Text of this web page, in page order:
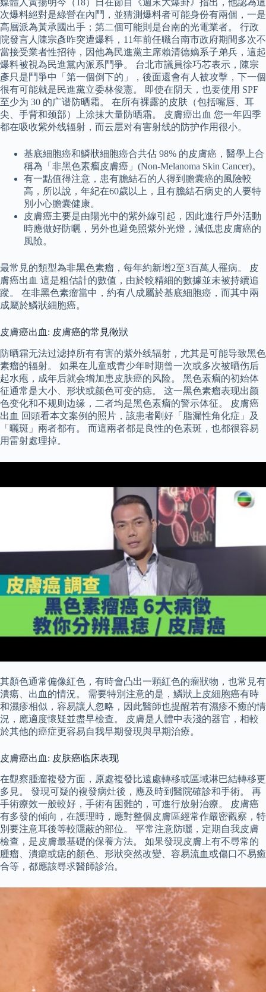
媒體人黃揚明今（18）日在節目《週末大爆卦》指出，他認為這
次爆料絕對是綠營在內鬥，並猜測爆料者可能身份有兩個，一是
高層派為黃承國出手；第二個可能則是台南的光電業者。 行政
院發言人陳宗彥昨突遭爆料，11年前任職台南市政府期間多次不
當接受業者性招待，因他為民進黨主席賴清德嫡系子弟兵，這起
爆料被視為民進黨內派系鬥爭。 台北市議員徐巧芯表示，陳宗
彥只是鬥爭中「第一個倒下的」，後面還會有人被攻擊，下一個
很有可能就是民進黨立委林俊憲。 即使在阴天，也要使用 SPF
至少为 30 的广谱防晒霜。 在所有裸露的皮肤（包括嘴唇、耳
尖、手背和颈部）上涂抹大量防晒霜。 皮膚癌出血 您一年四季
都在吸收紫外线辐射，而云层对有害射线的防护作用很小。
基底細胞癌和鱗狀細胞癌合共佔 98% 的皮膚癌，醫學上合
稱為「非黑色素瘤皮膚癌」(Non-Melanoma Skin Cancer)。
有一點值得注意，患有膽結石的人得到膽囊癌的風險較
高，所以說，年紀在60歲以上，且有膽結石病史的人要特
別小心膽囊健康。
皮膚癌主要是由陽光中的紫外線引起，因此進行戶外活動
時應做好防曬，另外也避免照紫外光燈，減低患皮膚癌的
風險。
最常見的類型為非黑色素瘤，每年約新增2至3百萬人罹病。 皮
膚癌出血 這是粗估計的數值，由於較精細的數據並未被持續追
蹤。 在非黑色素瘤當中，約有八成屬於基底細胞癌，而其中兩
成屬於鱗狀細胞癌。
皮膚癌出血: 皮膚癌的常見徵狀
防晒霜无法过滤掉所有有害的紫外线辐射，尤其是可能导致黑色
素瘤的辐射。 如果在儿童或青少年时期曾一次或多次被晒伤后
起水疱，成年后就会增加患皮肤癌的风险。 黑色素瘤的初始体
征通常是大小、形状或颜色可变的痣。 这一黑色素瘤表现出颜
色变化和不规则边缘，二者均是黑色素瘤的警示体征。 皮膚癌
出血 回頭看本文案例的照片，該患者剛好「脂漏性角化症」及
「曬斑」兩者都有。 而這兩者都是良性的色素斑，也都很容易
用雷射處理掉。
其顏色通常偏像紅色，有時會凸出一顆紅色的瘤狀物，也常見有
潰瘍、出血的情況。 需要特別注意的是，鱗狀上皮細胞癌有時
和濕疹相似，容易讓人忽略，因此醫師也提醒若有濕疹不癒的情
況，應適度懷疑並盡早檢查。 皮膚是人體中表淺的器官，相較
於其他的癌症更容易自我早期發現與早期治療。
皮膚癌出血: 皮肤癌临床表现
在觀察腫瘤複發方面，原處複發比遠處轉移或區域淋巴結轉移更
多見。 發現可疑的複發病灶後，應及時到醫院確診和手術。 再
手術療效一般較好，手術有困難的，可進行放射治療。 皮膚癌
有多發的傾向，在護理時，應對整個皮膚區經常作嚴密觀察，特
別要注意耳後等較隱蔽的部位。 平常注意防曬，定期自我皮膚
檢查，是皮膚最基礎的保養方法。 如果發現皮膚上有不尋常的
腫瘤、潰瘍或痣的顏色、形狀突然改變、容易流血或傷口不易癒
合等，都應該尋求醫師診治。